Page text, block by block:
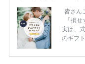
皆さん
「損
実は、
のギフ
ため、